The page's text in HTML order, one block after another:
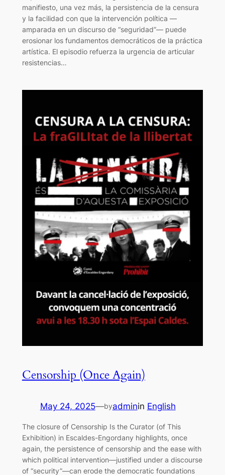
manifiesto, una vez más, la persistencia de la censura
y la facilidad con que la intervención política —
amparada en un discurso de “seguridad”— puede
erosionar los fundamentos democráticos de la práctica
artística. El episodio refuerza la urgencia de articular
resistencias…
Censorship (Once Again)
May 24, 2025—byadminin English
The closure of Censorship Is the Curator (of This
Exhibition) in Escaldes-Engordany highlights, once
again, the persistence of censorship and the ease with
which political intervention—justified under a discourse
of “security”—can erode the democratic foundations